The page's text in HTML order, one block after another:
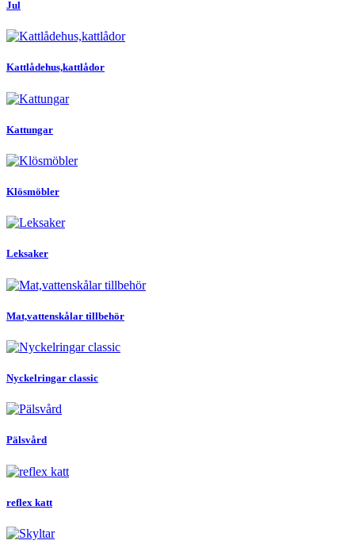
Jul
Kattlådehus,kattlådor
Kattungar
Klösmöbler
Leksaker
Mat,vattenskålar tillbehör
Nyckelringar classic
Pälsvård
reflex katt